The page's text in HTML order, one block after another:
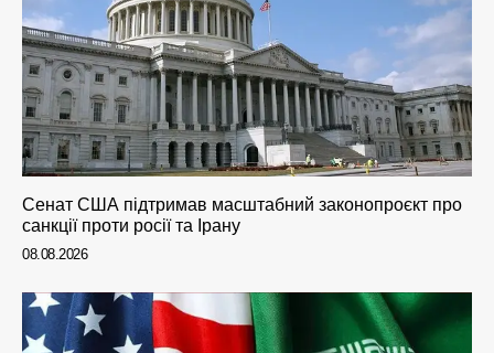
Сенат США підтримав масштабний законопроєкт про
санкції проти росії та Ірану
08.08.2026